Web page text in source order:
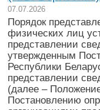
07.07.2026
Порядок
физических лиц
представлении
утвержденным
Республики
представлении
(далее –
Постановлению